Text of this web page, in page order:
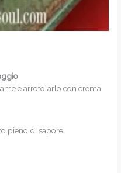
e arrotolarlo con crema
pieno di sapore.